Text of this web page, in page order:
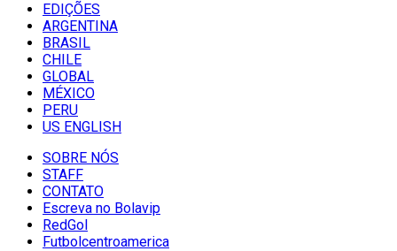
EDIÇÕES
ARGENTINA
BRASIL
CHILE
GLOBAL
MÉXICO
PERU
US ENGLISH
SOBRE NÓS
STAFF
CONTATO
Escreva no Bolavip
RedGol
Futbolcentroamerica